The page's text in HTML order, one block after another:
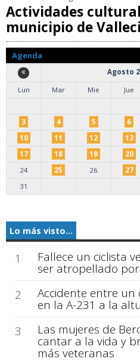
Actividades
municipio de
Agenda
Agosto
Lun
Mar Mie Jue
3
4 5 6
10
11 12 13
17
18 19 20
24
25 26 27
31
Lo más visto...
1 Fallece un ciclista
ser atropellado
2
Accidente entre
en la A-231 a la
3
Las mujeres de
cantar a la vida y
más veteranas